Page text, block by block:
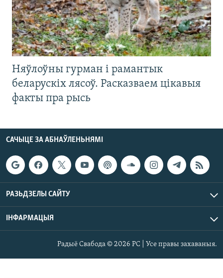
Няўлоўны гурман і рамантык
беларускіх лясоў. Расказваем цікавыя
факты пра рысь
САЧЫЦЕ ЗА АБНАЎЛЕНЬНЯМІ
РАЗЬДЗЕЛЫ САЙТУ
ІНФАРМАЦЫЯ
Радыё Свабода © 2026 РС | Усе правы захаваныя.